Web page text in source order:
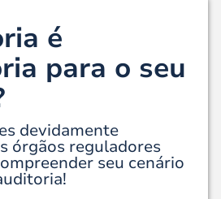
é
para o seu
devidamente
órgãos reguladores
seu cenário